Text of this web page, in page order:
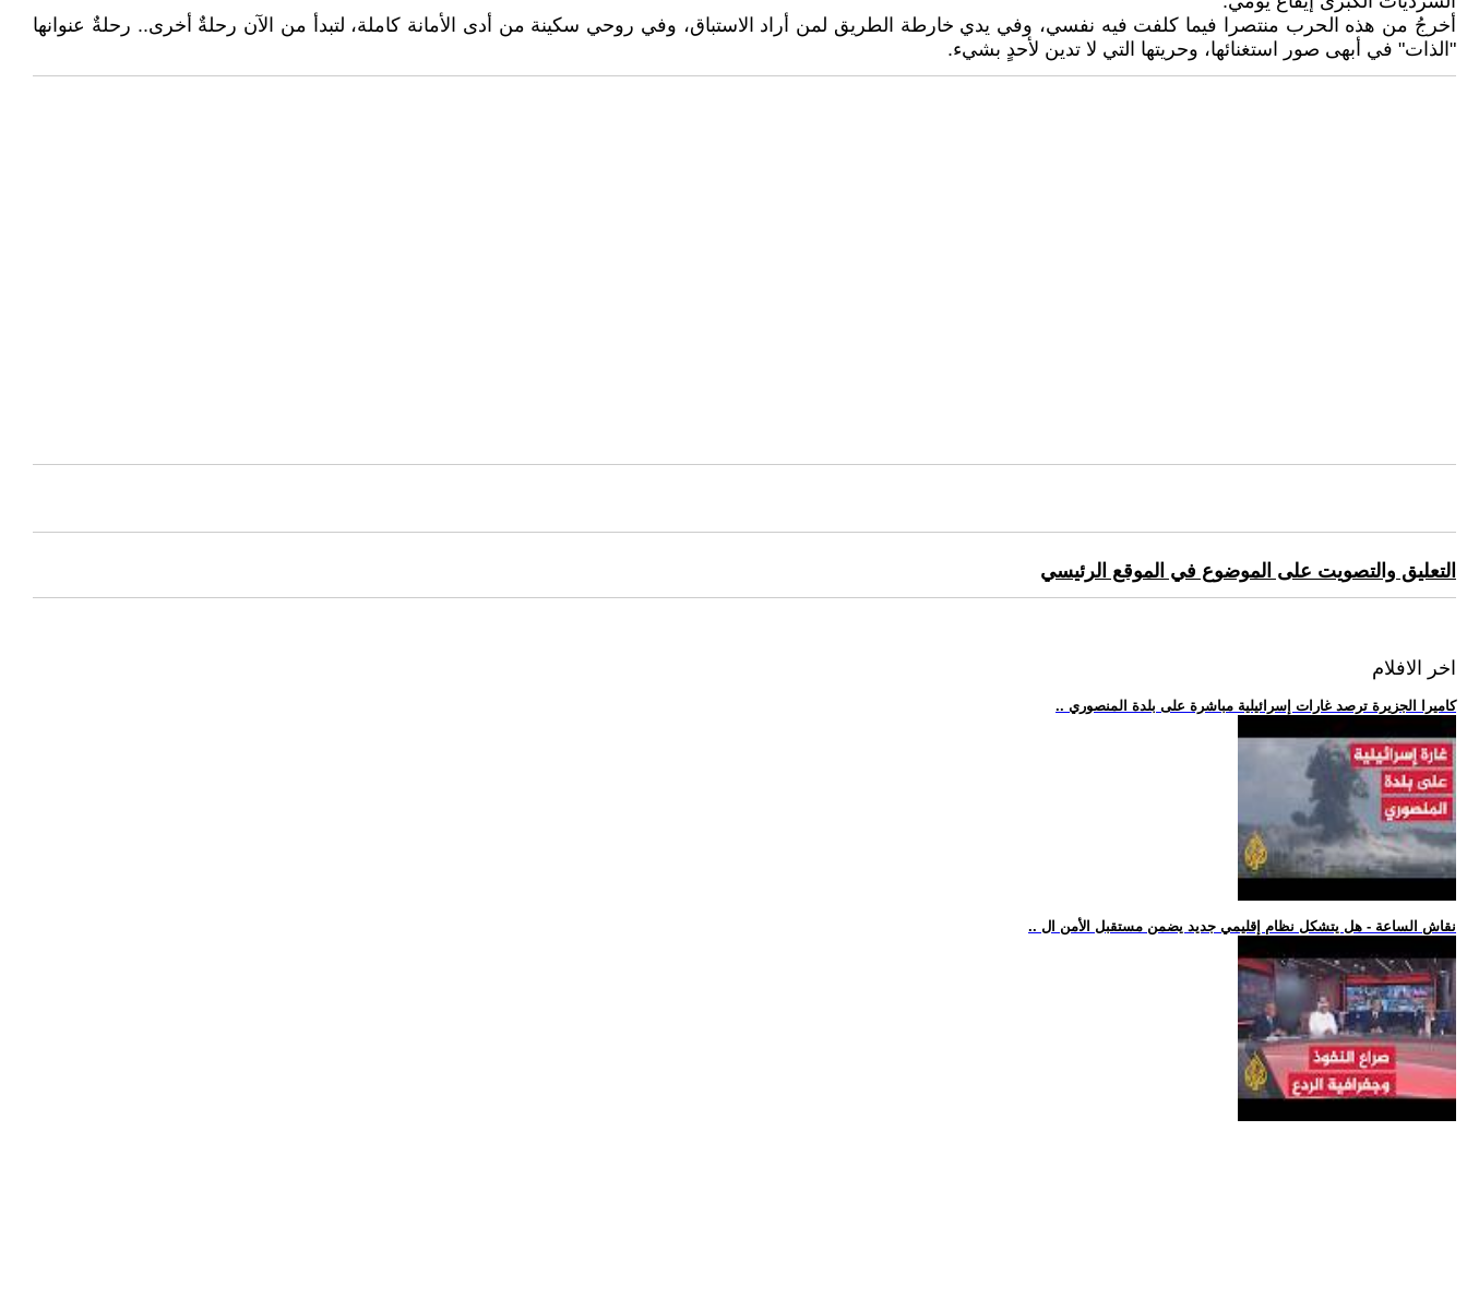
أخرجُ من هذه الحرب منتصرا فيما كلفت فيه نفسي، وفي يدي خارطة الطريق لمن أراد الاستباق، وفي روحي سكينة من أدى الأمانة كاملة، لتبدأ من الآن رحلةٌ أخرى.. رحلةٌ عنوانها
"الذات" في أبهى صور استغنائها، وحريتها التي لا تدين لأحدٍ بشيء.
التعليق والتصويت على الموضوع في الموقع الرئيسي
اخر الافلام
.. كاميرا الجزيرة ترصد غارات إسرائيلية مباشرة على بلدة المنصوري
.. نقاش الساعة - هل يتشكل نظام إقليمي جديد يضمن مستقبل الأمن ال